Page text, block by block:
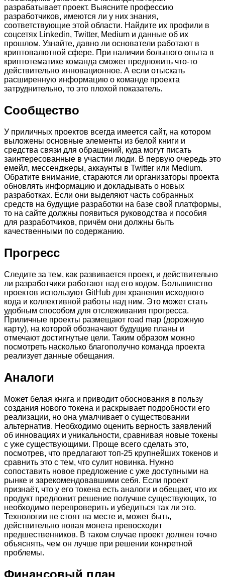
разрабатывает проект. Выясните профессию
разработчиков, имеются ли у них знания,
соответствующие этой области. Найдите их профили в
соцсетях Linkedin, Twitter, Medium и данные об их
прошлом. Узнайте, давно ли основатели работают в
криптовалютной сфере. При наличии большого опыта в
криптотематике команда сможет предложить что-то
действительно инновационное. А если отыскать
расширенную информацию о команде проекта
затруднительно, то это плохой показатель.
Сообщество
У приличных проектов всегда имеется сайт, на котором
выложены основные элементы из белой книги и
средства связи для обращений, куда могут писать
заинтересованные в участии люди. В первую очередь это
емейл, мессенджеры, аккаунты в Twitter или Medium.
Обратите внимание, стараются ли организаторы проекта
обновлять информацию и докладывать о новых
разработках. Если они выделяют часть собранных
средств на будущие разработки на базе свой платформы,
то на сайте должны появиться руководства и пособия
для разработчиков, причём они должны быть
качественными по содержанию.
Прогресс
Следите за тем, как развивается проект, и действительно
ли разработчики работают над его кодом. Большинство
проектов используют GitHub для хранения исходного
кода и коллективной работы над ним. Это может стать
удобным способом для отслеживания прогресса.
Приличные проекты размещают road map (дорожную
карту), на которой обозначают будущие планы и
отмечают достигнутые цели. Таким образом можно
посмотреть насколько благополучно команда проекта
реализует данные обещания.
Аналоги
Может белая книга и приводит обоснования в пользу
создания нового токена и раскрывает подробности его
реализации, но она умалчивает о существовании
альтернатив. Необходимо оценить верность заявлений
об инновациях и уникальности, сравнивая новые токены
с уже существующими. Проще всего сделать это,
посмотрев, что предлагают топ-25 крупнейших токенов и
сравнить это с тем, что сулит новинка. Нужно
сопоставить новое предложение с уже доступными на
рынке и зарекомендовавшими себя. Если проект
признаёт, что у его токена есть аналоги и обещает, что их
продукт предложит решение получше существующих, то
необходимо перепроверить и убедиться так ли это.
Технологии не стоят на месте и, может быть,
действительно новая монета превосходит
предшественников. В таком случае проект должен точно
объяснять, чем он лучше при решении конкретной
проблемы.
Финансовый план